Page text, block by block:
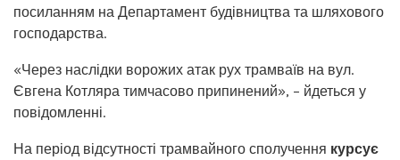
посиланням на Департамент будівництва та шляхового
господарства.
«Через наслідки ворожих атак рух трамваїв на вул.
Євгена Котляра тимчасово припинений», – йдеться у
повідомленні.
На період відсутності трамвайного сполучення курсує